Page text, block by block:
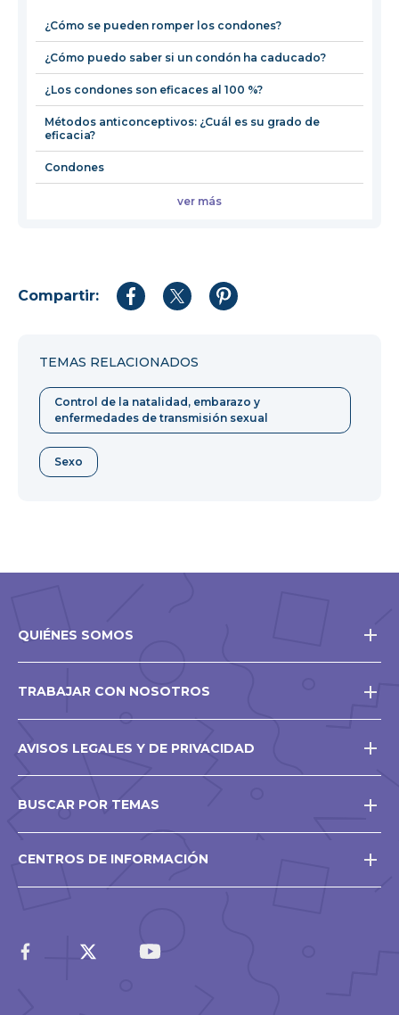
nueva
ventana
¿Cómo se pueden romper los condones?
¿Cómo puedo saber si un condón ha caducado?
¿Los condones son eficaces al 100 %?
Métodos anticonceptivos: ¿Cuál es su grado de
eficacia?
Condones
ver más
Compartir:
CompartirCompartirCompartir
TEMAS RELACIONADOS
Control de la natalidad, embarazo y
enfermedades de transmisión sexual
Sexo
QUIÉNES SOMOS
TRABAJAR CON NOSOTROS
AVISOS LEGALES Y DE PRIVACIDAD
BUSCAR POR TEMAS
CENTROS DE INFORMACIÓN